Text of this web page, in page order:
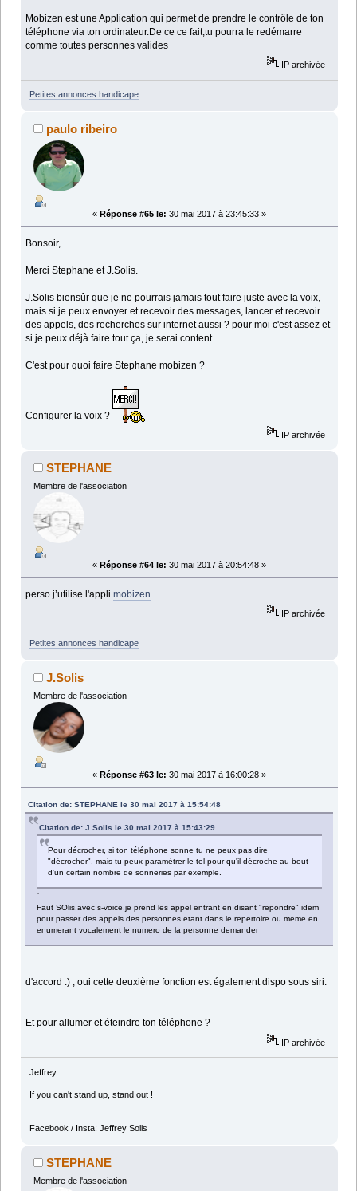
Mobizen est une Application qui permet de prendre le contrôle de ton
téléphone via ton ordinateur.De ce ce fait,tu pourra le redémarre
comme toutes personnes valides
IP archivée
Petites annonces handicape
paulo ribeiro
« Réponse #65 le: 30 mai 2017 à 23:45:33 »
Bonsoir,
Merci Stephane et J.Solis.
J.Solis biensûr que je ne pourrais jamais tout faire juste avec la voix,
mais si je peux envoyer et recevoir des messages, lancer et recevoir
des appels, des recherches sur internet aussi ? pour moi c'est assez et
si je peux déjà faire tout ça, je serai content...
C'est pour quoi faire Stephane mobizen ?
Configurer la voix ?
IP archivée
STEPHANE
Membre de l'association
« Réponse #64 le: 30 mai 2017 à 20:54:48 »
perso j’utilise l'applimobizen
IP archivée
Petites annonces handicape
J.Solis
Membre de l'association
« Réponse #63 le: 30 mai 2017 à 16:00:28 »
Citation de: STEPHANE le 30 mai 2017 à 15:54:48
Citation de: J.Solis le 30 mai 2017 à 15:43:29
Pour décrocher, si ton téléphone sonne tu ne peux pas dire
"décrocher", mais tu peux paramètrer le tel pour qu'il décroche au bout
d'un certain nombre de sonneries par exemple.
`
Faut SOlis,avec s-voice,je prend les appel entrant en disant "repondre" idem
pour passer des appels des personnes etant dans le repertoire ou meme en
enumerant vocalement le numero de la personne demander
d'accord :) , oui cette deuxième fonction est également dispo sous siri.
Et pour allumer et éteindre ton téléphone ?
IP archivée
Jeffrey
If you can't stand up, stand out !
Facebook / Insta: Jeffrey Solis
STEPHANE
Membre de l'association